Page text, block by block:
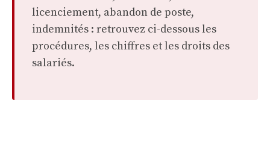
licenciement, abandon de poste,
indemnités : retrouvez ci-dessous les
procédures, les chiffres et les droits des
salariés.